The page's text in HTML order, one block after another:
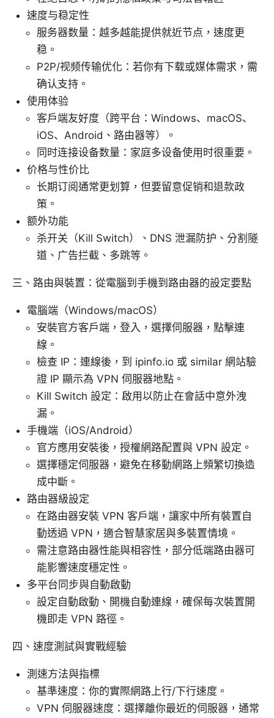
速度与稳定性
服务器数量：越多越能提供就近节点，速度更
稳。
P2P/视频传输优化：若你有下载或媒体需求，需
确认支持。
使用体验
客户端友好度（跨平台：Windows、macOS、
iOS、Android、路由器等）。
同时连接设备数量：家庭多设备使用时很重要。
价格与性价比
长期订阅通常更划算，但要留意促销和退款政
策。
额外功能
杀开关（Kill Switch）、DNS 泄漏防护、分割隧
道、广告拦截、多跳等。
三、路由與裝置：從電腦到手機到路由器的設定要點
電腦端（Windows/macOS）
安裝官方客戶端，登入，選擇伺服器，點擊連
線。
檢查 IP：連線後，到 ipinfo.io 或 similar 網站驗
證 IP 顯示為 VPN 伺服器地點。
Kill Switch 設定：啟用以防止在會話中意外洩
漏。
手機端（iOS/Android）
官方應用安裝後，授權網路配置與 VPN 設定。
選擇穩定伺服器，避免在移動網路上頻繁切換造
成中斷。
路由器級設定
在路由器安裝 VPN 客戶端，讓家中所有裝置自
動透過 VPN，適合智慧家居與多裝置情境。
需注意路由器性能與相容性，部分低端路由器可
能影響速度穩定性。
多平台同步與自動啟動
設定自動啟動、開機自動連線，確保每次裝置開
機即走 VPN 路徑。
四、速度測試與實戰經驗
測速方法與指標
基準速度：你的實際網路上行/下行速度。
VPN 伺服器速度：選擇離你最近的伺服器，通常